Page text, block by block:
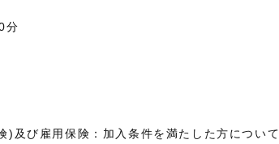
分
)及び雇用保険：加入条件を満たした方について